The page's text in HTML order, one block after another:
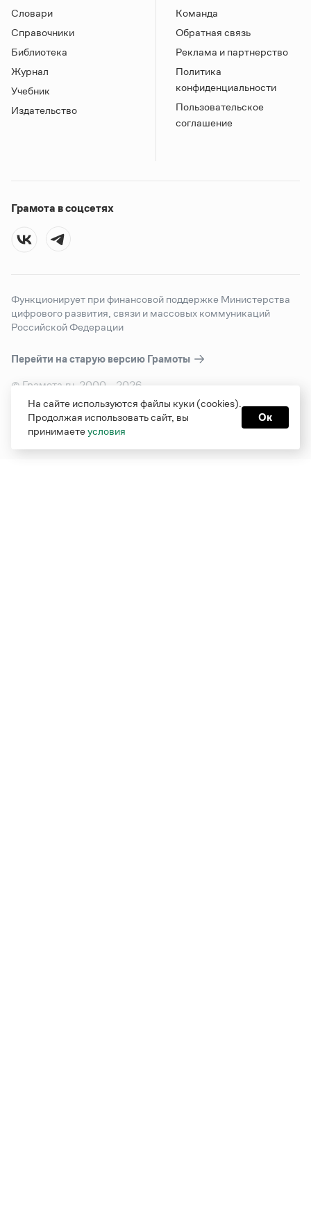
Словари
Справочники
Библиотека
Журнал
Учебник
Издательство
Команда
Обратная связь
Реклама и партнерство
Политика
конфиденциальности
Пользовательское
соглашение
Грамота в соцсетях
Функционирует при финансовой поддержке Министерства
цифрового развития, связи и массовых коммуникаций
Российской Федерации
Перейти на старую версию Грамоты
© Грамота.ru, 2000 – 2026
Свидетельство о регистрации СМИ: ЭЛ № ФС 77 - 84700,
выдано 10.02.2023
Дизайн — Мария Екимова /
Мотка
На сайте используются файлы куки (cookies).
Продолжая использовать сайт, вы
принимаетеусловия
Ок